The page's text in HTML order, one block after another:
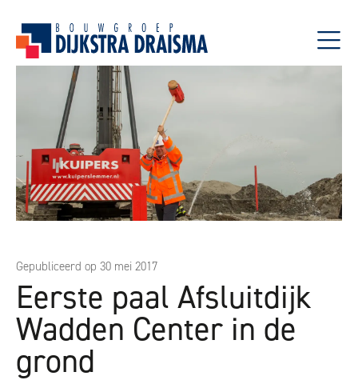
Gepubliceerd op 30 mei 2017
Eerste paal Afsluitdijk
Wadden Center in de
grond